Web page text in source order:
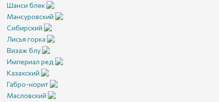
Шанси блек
Мансуровский
Сибирский
Лисья горка
Визаж блу
Империал ред
Казахский
Габро-норит
Масловский